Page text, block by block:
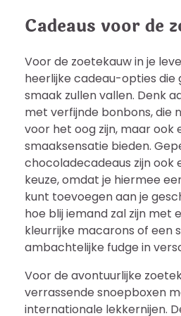
Cadeaus voor de
Voor de zoetekauw in je
heerlijke cadeau-opties die
smaak zullen vallen. Denk
met verfijnde bonbons, die
voor het oog zijn, maar ook
smaaksensatie bieden.
chocoladecadeaus zijn ook
keuze, omdat je hiermee
kunt toevoegen aan je
hoe blij iemand zal zijn met
kleurrijke macarons of een
ambachtelijke fudge in
Voor de avontuurlijke
verrassende snoepboxen
internationale lekkernijen.